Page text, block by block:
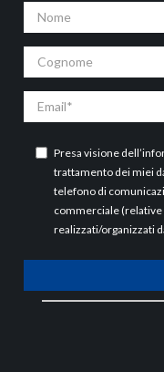
Nome
Cognome
Email
Presa visione dell’
trattamento dei miei
telefono di
commerciale
realizzati/organizzati